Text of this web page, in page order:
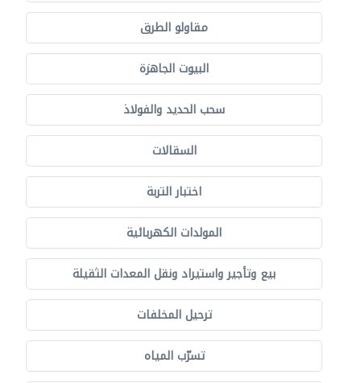
مقاولو الطرق
البيوت الجاهزة
سحب الحديد والفولاذ
السقالات
اختبار التربة
المولدات الكهربائية
بيع وتأجير واستيراد ونقل المعدات الثقيلة
ترحيل المخلفات
تسرّب المياه